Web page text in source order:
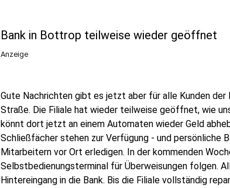
Bank in Bottrop teilweise wieder geöffnet
Anzeige
Gute Nachrichten gibt es jetzt aber für alle Kunden
Straße. Die Filiale hat wieder teilweise geöffnet, wie
könnt dort jetzt an einem Automaten wieder Geld
Schließfächer stehen zur Verfügung - und persönliche
Mitarbeitern vor Ort erledigen. In der kommenden
Selbstbedienungsterminal für Überweisungen folgen.
Hintereingang in die Bank. Bis die Filiale vollständig